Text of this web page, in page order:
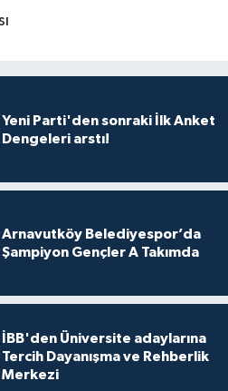
Yeni Parti'den sonraki İlk Anket
Dengeleri arstı!
Arnavutköy Belediyespor’da
Şampiyon Gençler A Takımda
İBB'den Üniversite adaylarına
Tercih Dayanışma ve Rehberlik
Merkezi